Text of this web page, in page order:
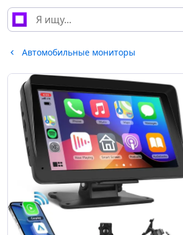
Автомобильные мониторы